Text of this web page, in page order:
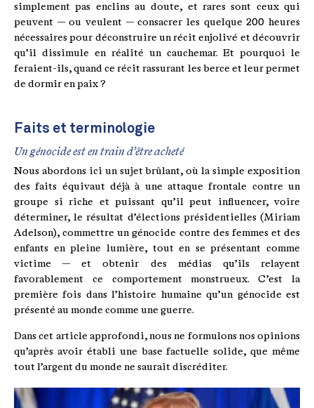
simplement pas enclins au doute, et rares sont ceux qui
peuvent — ou veulent — consacrer les quelque 200 heures
nécessaires pour déconstruire un récit enjolivé et découvrir
qu’il dissimule en réalité un cauchemar. Et pourquoi le
feraient-ils, quand ce récit rassurant les berce et leur permet
de dormir en paix ?
Faits et terminologie
Un génocide est en train d’être acheté
Nous abordons ici un sujet brûlant, où la simple exposition
des faits équivaut déjà à une attaque frontale contre un
groupe si riche et puissant qu’il peut influencer, voire
déterminer, le résultat d’élections présidentielles (Miriam
Adelson), commettre un génocide contre des femmes et des
enfants en pleine lumière, tout en se présentant comme
victime — et obtenir des médias qu’ils relayent
favorablement ce comportement monstrueux. C’est la
première fois dans l’histoire humaine qu’un génocide est
présenté au monde comme une guerre.
Dans cet article approfondi, nous ne formulons nos opinions
qu’après avoir établi une base factuelle solide, que même
tout l’argent du monde ne saurait discréditer.